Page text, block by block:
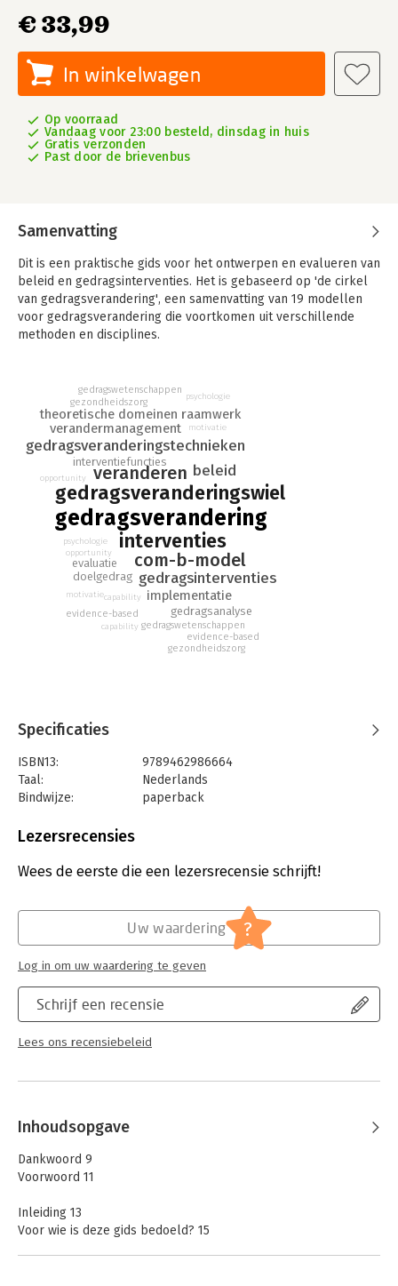
€ 33,99
In winkelwagen
Op voorraad
Vandaag voor 23:00 besteld, dinsdag in huis
Gratis verzonden
Past door de brievenbus
Samenvatting
Dit is een praktische gids voor het ontwerpen en evalueren van
beleid en gedragsinterventies. Het is gebaseerd op 'de cirkel
van gedragsverandering', een samenvatting van 19 modellen
voor gedragsverandering die voortkomen uit verschillende
methoden en disciplines.
en wetenschappers en introduceert niet alleen een methode
maar ook praktische handvatten om hiermee te werken.
gedragsverandering
interventies
gedragsveranderingswiel
veranderen
com-b-model
gedragsveranderingstechnieken
gedragsinterventies
beleid
implementatie
verandermanagement
theoretische domeinen raamwerk
doelgedrag
interventiefuncties
gedragsanalyse
evaluatie
opportunity
gedragswetenschappen
psychologie
evidence-based
capability
gezondheidszorg
motivatie
opportunity
gedragswetenschappen
psychologie
evidence-based
capability
gezondheidszorg
motivatie
Specificaties
ISBN13:
9789462986664
Taal:
Nederlands
Bindwijze:
paperback
Uitgever:
Verschijningsdatum:
8-8-2018
Mens en maatschappij
Lezersrecensies
Wees de eerste die een lezersrecensie schrijft!
Schrijf een recensie
Lees ons recensiebeleid
Uw waardering ?
Log in om uw waardering te geven
Inhoudsopgave
Dankwoord 9
Voorwoord 11
Inleiding 13
Voor wie is deze gids bedoeld? 15